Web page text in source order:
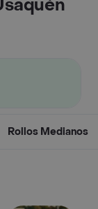
Rollos Medianos